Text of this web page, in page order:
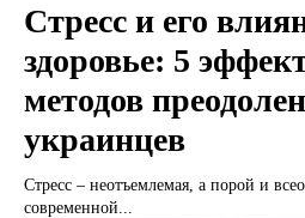
Стресс и его
здоровье: 5
методов
украинцев
Стресс – неотъемлемая, а порой и
современной...